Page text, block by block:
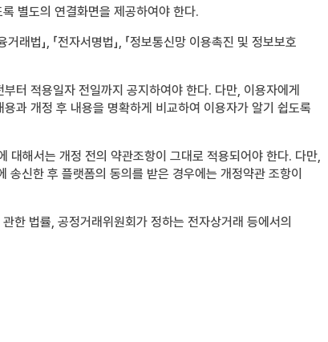
별도의 연결화면을 제공하여야 한다.
래법」, 「전자서명법」, 「정보통신망 이용촉진 및 정보보호
터 적용일자 전일까지 공지하여야 한다. 다만, 이용자에게
과 개정 후 내용을 명확하게 비교하여 이용자가 알기 쉽도록
해서는 개정 전의 약관조항이 그대로 적용되어야 한다. 다만,
신한 후 플랫폼의 동의를 받은 경우에는 개정약관 조항이
한 법률, 공정거래위원회가 정하는 전자상거래 등에서의